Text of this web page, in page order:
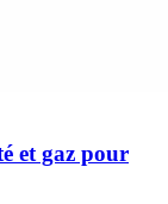
et gaz pour